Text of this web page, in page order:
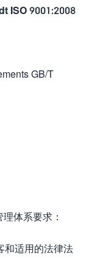
ISO 9001:2008
GB/T
体系要求：
和适用的法律法